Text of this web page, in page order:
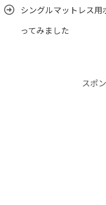
シングルマットレス
ってみました
スポ